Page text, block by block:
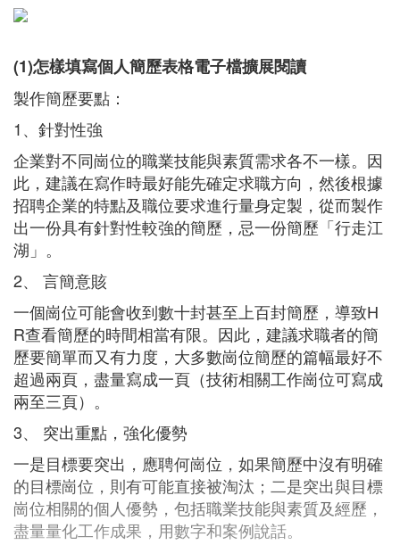
(1)怎樣填寫個人簡歷表格電子檔擴展閱讀
製作簡歷要點：
1、針對性強
企業對不同崗位的職業技能與素質需求各不一樣。因
此，建議在寫作時最好能先確定求職方向，然後根據
招聘企業的特點及職位要求進行量身定製，從而製作
出一份具有針對性較強的簡歷，忌一份簡歷「行走江
湖」。
2、 言簡意賅
一個崗位可能會收到數十封甚至上百封簡歷，導致H
R查看簡歷的時間相當有限。因此，建議求職者的簡
歷要簡單而又有力度，大多數崗位簡歷的篇幅最好不
超過兩頁，盡量寫成一頁（技術相關工作崗位可寫成
兩至三頁）。
3、 突出重點，強化優勢
一是目標要突出，應聘何崗位，如果簡歷中沒有明確
的目標崗位，則有可能直接被淘汰；二是突出與目標
崗位相關的個人優勢，包括職業技能與素質及經歷，
盡量量化工作成果，用數字和案例說話。